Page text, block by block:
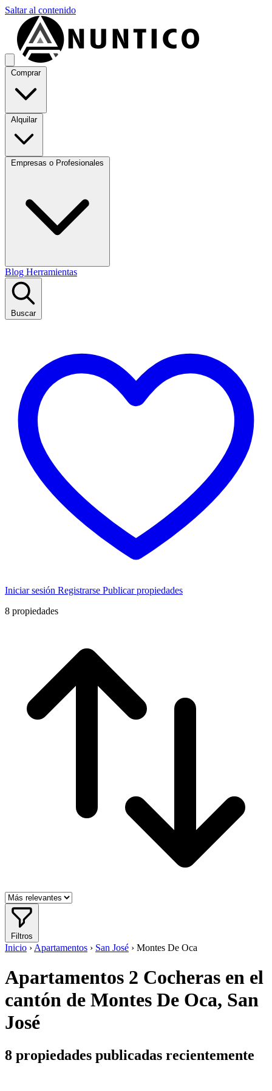
Saltar al contenido
Comprar
Alquilar
Empresas o Profesionales
Blog Herramientas
Buscar
Iniciar sesión Registrarse Publicar propiedades
8 propiedades
Filtros
Inicio › Apartamentos › San José › Montes De Oca
Apartamentos 2 Cocheras en el
cantón de Montes De Oca, San
José
8 propiedades publicadas recientemente